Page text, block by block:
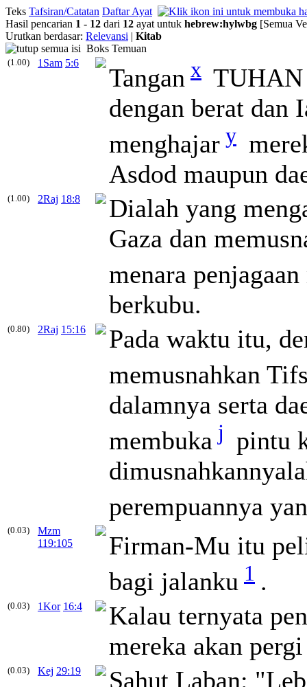
Teks Tafsiran/Catatan Daftar Ayat
Hasil pencarian 1 - 12 dari 12 ayat untuk hebrew:hylwbg [Semua
Urutkan berdasar: Relevansi | Kitab
Boks Temuan
(1.00) 1Sam 5:6
Tangan x TUHAN
dengan berat dan
menghajar y
Asdod maupun
(1.00) 2Raj 18:8
Dialah yang
Gaza dan
menara
berkubu.
(0.80) 2Raj 15:16
Pada waktu itu,
memusnahkan
dalamnya serta
membuka j pintu
perempuannya
(0.03)
Mzm
119:105
Firman-Mu itu
bagi jalanku 1 .
(0.03) 1Kor 16:4
Kalau ternyata
mereka akan
(0.03) Kej 29:19
Sahut Laban: